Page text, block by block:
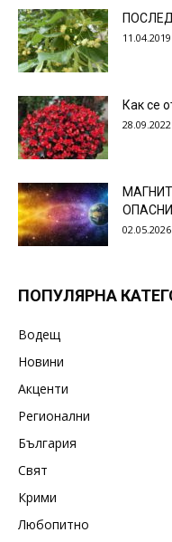
11.04.2019
Как се
28.09.2022
02.05.2026
ПОПУЛЯРНА
Водещ
Новини
Акценти
Регионални
България
Свят
Крими
Любопитно